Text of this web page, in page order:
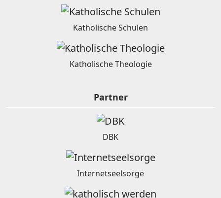
Katholische Schulen
Katholische Theologie
Partner
DBK
Internetseelsorge